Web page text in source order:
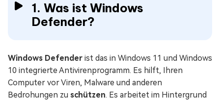
1. Was ist Windows
Defender?
Windows Defender ist das in Windows 11 und Windows
10 integrierte Antivirenprogramm. Es hilft, Ihren
Computer vor Viren, Malware und anderen
Bedrohungen zu schützen. Es arbeitet im Hintergrund